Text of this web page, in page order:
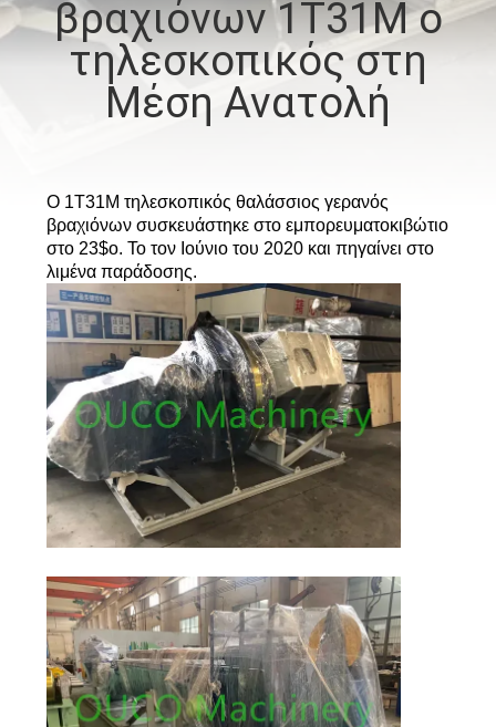
ΕΜΆΣ
ΕΠΙΣΚΈΨΕΙΣ
ΈΛΕΓΧΟΣ
ΠΟΙΌΤΗΤΑΣ
ΕΙΔΉΣΕΙΣ
ΥΠΟΘΈΣΕΙΣ
CONTACT
SITEMAP
ΠΟΛΙΤΙΚΉ
ΑΠΟΡΡΉΤΟΥ
βραχιόνων 1T31M ο
τηλεσκοπικός στη
Μέση Ανατολή
Ο 1T31M τηλεσκοπικός θαλάσσιος γερανός
βραχιόνων συσκευάστηκε στο εμπορευματοκιβώτιο
στο 23$ο. Το τον Ιούνιο του 2020 και πηγαίνει στο
λιμένα παράδοσης.